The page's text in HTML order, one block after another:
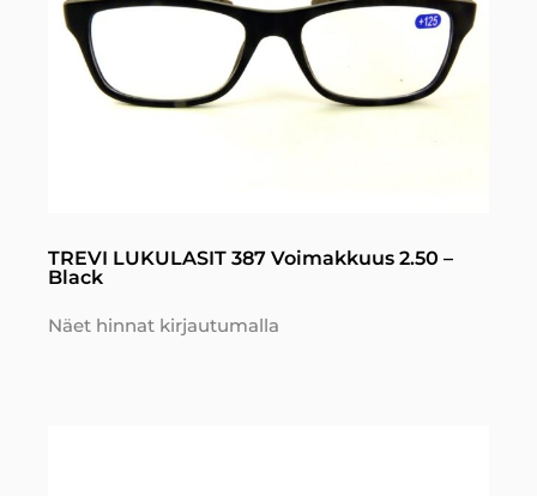
TREVI LUKULASIT 387 Voimakkuus 2.50 –
Black
Näet hinnat kirjautumalla